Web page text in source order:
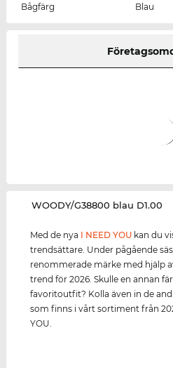
Bågfärg
Blau
‌WOODY/G38800 blau D1.00
Med de nya I NEED YOU kan du
trendsättare. Under pågående
renommerade märke med hjälp
trend för 2026. Skulle en annan
favoritoutfit? Kolla även in de
som finns i vårt sortiment från
YOU.